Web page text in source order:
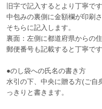
旧字で記入するとより丁寧です
中包みの裏側に金額欄が印刷
そちらに記入します。
裏面：左側に都道府県からの
郵便番号も記載すると丁寧です
●のし袋への氏名の書き方
水引の下、中央に贈る方(ご自
っきりと書きます。